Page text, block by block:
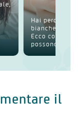
Hai perdite
bianche
Ecco cosa
possono
il